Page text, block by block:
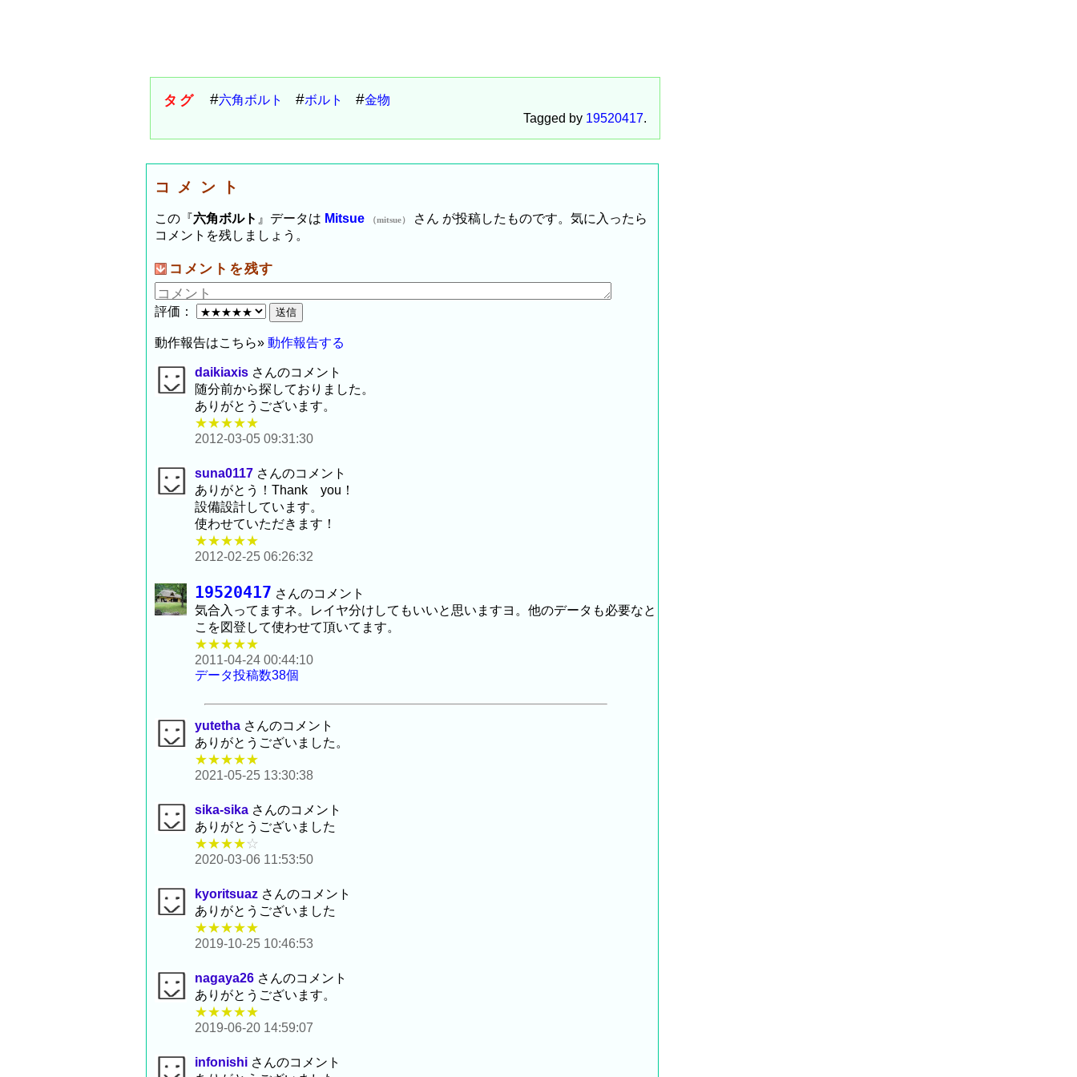
タグ 六角ボルト ボルト
金物
Tagged by 19520417.
コメント
この『六角ボルト 』データは Mitsue （mitsue）
さん が投稿したものです。気に入ったら
コメントを残しましょう。
コメントを残す
評価：
動作報告はこちら» 動作報告する
daikiaxis さんのコメント
随分前から探しておりました。
ありがとうございます。
★★★★★
2012-03-05 09:31:30
suna0117 さんのコメント
ありがとう！Thank you！
設備設計しています。
使わせていただきます！
★★★★★
2012-02-25 06:26:32
19520417 さんのコメント
気合入ってますネ。レイヤ分けしてもいいと思いますヨ。他のデータも必要なと
こを図登して使わせて頂いてます。
★★★★★
2011-04-24 00:44:10
データ投稿数38個
yutetha さんのコメント
ありがとうございました。
★★★★★
2021-05-25 13:30:38
sika-sika さんのコメント
ありがとうございました
★★★★☆
2020-03-06 11:53:50
kyoritsuaz さんのコメント
ありがとうございました
★★★★★
2019-10-25 10:46:53
nagaya26 さんのコメント
ありがとうございます。
★★★★★
2019-06-20 14:59:07
infonishi さんのコメント